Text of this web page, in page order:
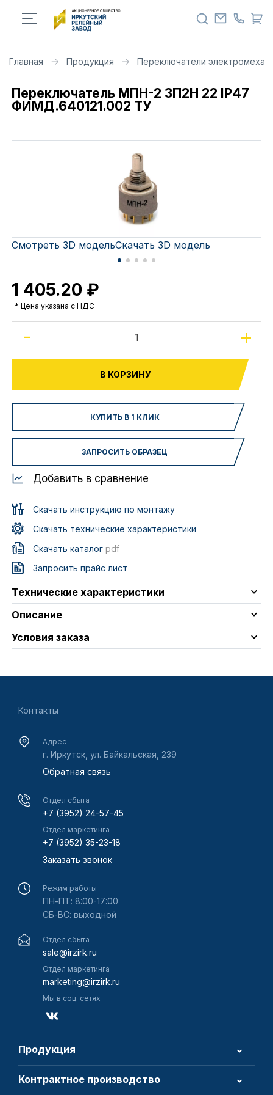
Главная Продукция Переключатели
Переключатель МПН-2 3П2Н 22 IP47
ФИМД.640121.002 ТУ
Смотреть 3D модельСкачать 3D модель
1 405.20 ₽
* Цена указана с НДС
- +
В КОРЗИНУ
КУПИТЬ В 1 КЛИК
ЗАПРОСИТЬ ОБРАЗЕЦ
Добавить в сравнение
Скачать инструкцию по монтажу
Скачать технические характеристики
Скачать каталогpdf
Запросить прайс лист
Технические характеристики
Описание
Условия заказа
Контакты
Адрес
г. Иркутск, ул. Байкальская, 239
Обратная связь
Отдел сбыта
+7 (3952) 24-57-45
Отдел маркетинга
+7 (3952) 35-23-18
Заказать звонок
Режим работы
ПН-ПТ: 8:00-17:00
СБ-ВС: выходной
Отдел сбыта
sale@irzirk.ru
Отдел маркетинга
marketing@irzirk.ru
Мы в соц. сетях
Продукция
Контрактное производство